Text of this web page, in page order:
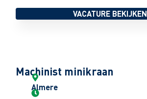
VACATURE BEKIJKEN
Machinist minikraan
Almere